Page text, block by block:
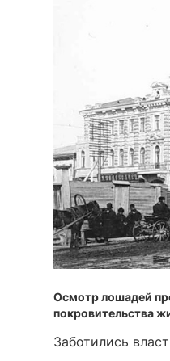
Осмотр лошадей
покровительства
Заботились